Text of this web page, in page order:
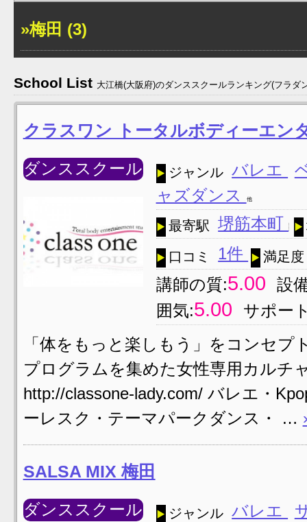
»梅田 (3)
School List 大江橋(大阪府)のダンススクールランキング(フラダ
クラスワン トータルボディーエン
ダンススクール ジャンル バレエ
ャズダンス
他
最寄駅 堺筋本町
口コミ 1件 満足度
講師の質:5.00
設
囲気:5.00
サポー
「体をもっと楽しもう」をコンセ
プログラムを集めた女性専用カルチ
http://classone-lady.com/ バレエ・
ーレスク・テーマパークダンス・ …
SALSA MIX 梅田
ダンススクール ジャンル バレエ